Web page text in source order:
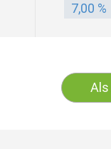
7,00 %